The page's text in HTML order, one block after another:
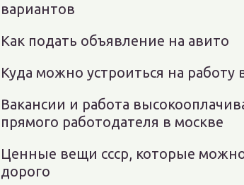
вариантов
Как подать объявление на авито
Куда можно устроиться на работу
Вакансии и работа
прямого работодателя в москве
Ценные вещи ссср, которые
дорого